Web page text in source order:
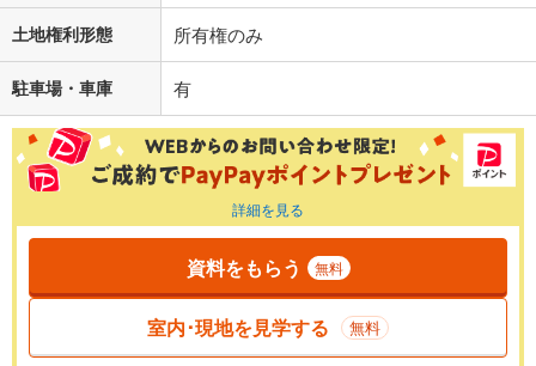
土地権利形態 所有権のみ
駐車場・車庫 有
詳細を見る
資料をもらう 無料
室内･現地を見学する 無料